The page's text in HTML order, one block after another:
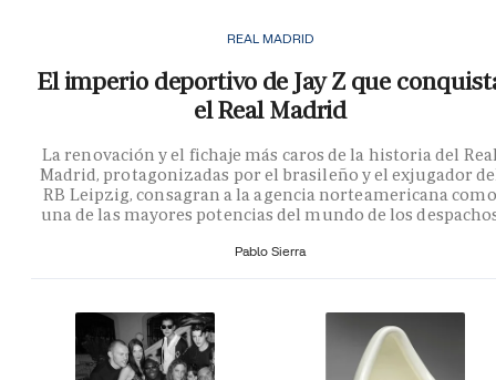
REAL MADRID
El imperio deportivo de Jay Z que
el Real Madrid
La renovación y el fichaje más caros de la historia del
Madrid, protagonizadas por el brasileño y el exjugador
RB Leipzig, consagran a la agencia norteamericana como
una de las mayores potencias del mundo de los
Pablo Sierra